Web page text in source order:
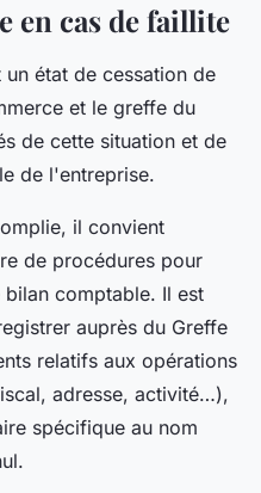
en cas de faillite
état de cessation de
et le greffe du
de cette situation et de
de l'entreprise.
il convient
de procédures pour
comptable. Il est
auprès du Greffe
relatifs aux opérations
adresse, activité…),
spécifique au nom